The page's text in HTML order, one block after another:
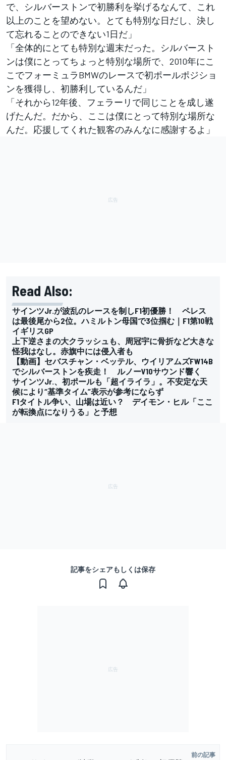
で、シルバーストンで初勝利を挙げるなんて、これ
以上のことを望めない。とても特別な日だし、決し
て忘れることのできない1日だ」
「全体的にとても特別な週末だった。シルバースト
ンは僕にとってちょっと特別な場所で、2010年にこ
こでフォーミュラBMWのレースで初ポールポジショ
ンを獲得し、初勝利しているんだ」
「それから12年後、フェラーリで同じことを成し遂
げたんだ。だから、ここは僕にとって特別な場所な
んだ。応援してくれた観客のみんなに感謝するよ」
Read Also:
サインツJr.が波乱のレースを制しF1初優勝！ ペレス
は最後尾から2位。ハミルトン母国で3位掴む｜F1第10戦
イギリスGP
上下逆さまの大クラッシュも、周冠宇に骨折など大きな
怪我はなし。赤旗中には侵入者も
【動画】セバスチャン・ベッテル、ウイリアムズFW14B
でシルバーストンを疾走！ ルノーV10サウンド響く
サインツJr.、初ポールも「超イライラ」。不安定な天
候により“基準タイム”表示が参考にならず
F1タイトル争い、山場は近い？ デイモン・ヒル「ここ
が転換点になりうる」と予想
記事をシェアもしくは保存
前の記事